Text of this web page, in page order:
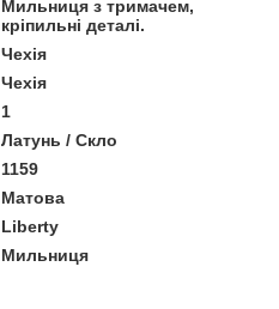
Мильниця з тримачем,
кріпильні деталі.
Чехія
Чехія
1
Латунь / Скло
1159
Матова
Liberty
Мильниця